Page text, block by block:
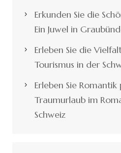
Erkunden Sie die
Ein Juwel in
Erleben Sie die
Tourismus in der
Erleben Sie Romantik
Traumurlaub im
Schweiz